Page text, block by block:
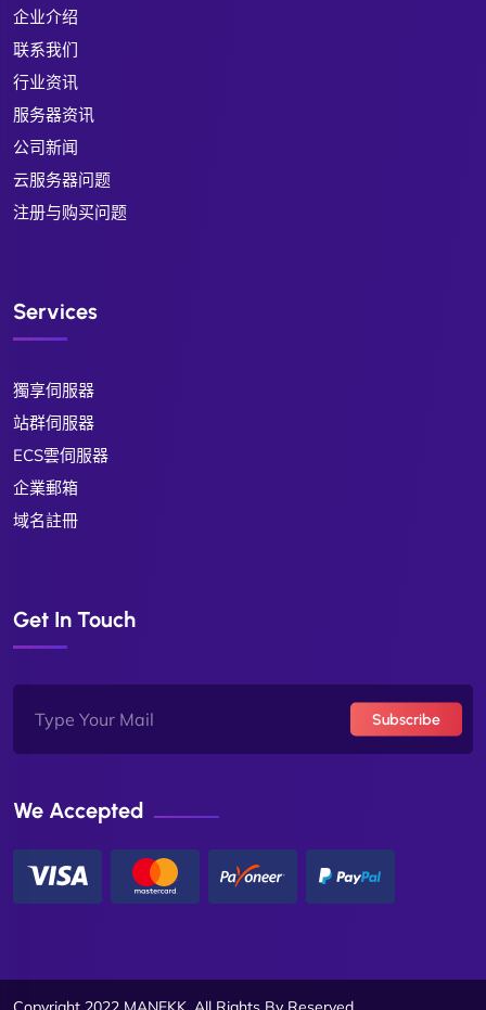
企业介绍
联系我们
行业资讯
服务器资讯
公司新闻
云服务器问题
注册与购买问题
Services
獨享伺服器
站群伺服器
ECS雲伺服器
企業郵箱
域名註冊
Get In Touch
Subscribe
We Accepted